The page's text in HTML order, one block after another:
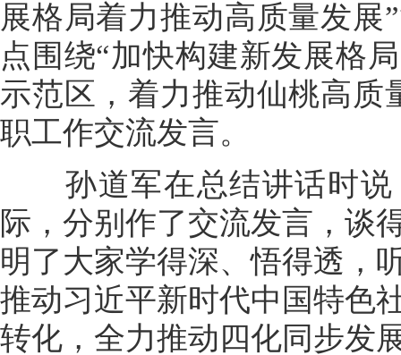
展格局着力推动高质量发展
点围绕“加快构建新发展格
示范区，着力推动仙桃高质
职工作交流发言。
孙道军在总结讲话时说
际，分别作了交流发言，谈
明了大家学得深、悟得透，
推动习近平新时代中国特色
转化，全力推动四化同步发